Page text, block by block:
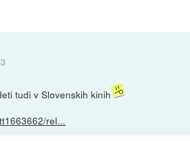
tudi v Slovenskih kinih
rel...